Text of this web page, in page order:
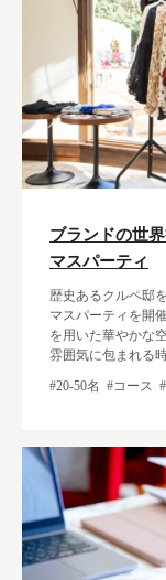
ブランドの世
マスパーティ
歴史あるクルペ邸
マスパーティを開
を用いた華やかな
雰囲気に包まれる
#20-50名 #コース